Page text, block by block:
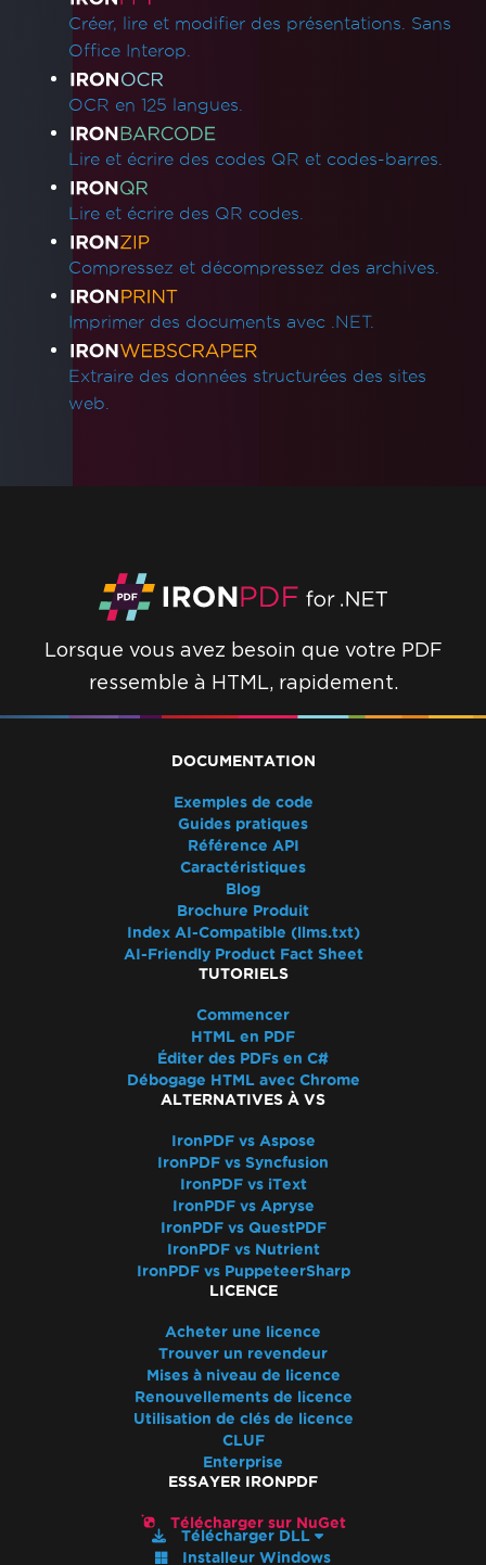
Alternatives à System.Drawing.Common
(.NET 7 & Non-Windows)
En-têtes de tableau
Utiliser la compilation ReadyToRun
Exception de déploiement pour IronPdf.Slim
v2025.5.6
.NET Framework plante avec Prefer32Bit
Les emojis ne s'affichent pas
Règles CSS @page vs RenderingOptions
Initialisation correcte de RenderingOptions
Incorporation de polices personnalisées sous
Conformité PDF/UA
Erreurs de sauvegarde de chemin virtuel
Transparence et couleur dans PDF-to-Image
Rendu IronPdf.UpdatedChrome
Surveiller la mémoire dans Linux/WSL
Utilisation de la mémoire CEF/Chromium
Désalignement des en-têtes et du contenu
Polices Adobe en tant que Type 3
Sortie Docker IronPdfEngine
Polices personnalisées dans les champs de
formulaire
Messages d'exception
Accès au chemin 'Global-
502 Mauvaise passerelle
Erreur lors de l'établissement d'une
connexion au serveur de licences
Erreur lors du déploiement des
Erreur lors du déploiement des
dépendances de Pdfium
Erreur lors de l'ouverture d'un document à
partir de bytes : 'mauvaise allocation'
Échec du déploiement du package NuGet
Le processus GPU n'est pas utilisable
CefExecuteProcess de 0
IronPDF ne peut pas ouvrir / analyser un
fichier PDF spécifique
Exception native IronPDF
IronPDFAssemblyVersionMismatchException
Service réseau crashé, redémarrage du
Aucune fonction trouvée avec le nom
SetLogEvent avec le code d'erreur (127)
Créer, lire et modifier des présentations. Sans
Office Interop.
OCR en 125 langues.
Lire et écrire des codes QR et codes-barres.
Lire et écrire des QR codes.
Compressez et décompressez des archives.
Imprimer des documents avec .NET.
Extraire des données structurées des sites
web.
Lorsque vous avez besoin que votre PDF
ressemble à HTML, rapidement.
DOCUMENTATION
Exemples de code
Guides pratiques
Référence API
Caractéristiques
Blog
Brochure Produit
Index AI-Compatible (llms.txt)
AI-Friendly Product Fact Sheet
TUTORIELS
Commencer
HTML en PDF
Éditer des PDFs en C#
Débogage HTML avec Chrome
ALTERNATIVES À VS
IronPDF vs Aspose
IronPDF vs Syncfusion
IronPDF vs iText
IronPDF vs Apryse
IronPDF vs QuestPDF
IronPDF vs Nutrient
IronPDF vs PuppeteerSharp
LICENCE
Acheter une licence
Trouver un revendeur
Mises à niveau de licence
Renouvellements de licence
Utilisation de clés de licence
CLUF
Enterprise
ESSAYER IRONPDF
Télécharger sur NuGet
Télécharger DLL
Installeur Windows